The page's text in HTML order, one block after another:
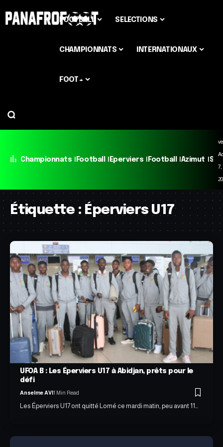
FOOTBALL SELECTIONS
CHAMPIONNATS INTERNATIONAUX
FOOT+
Championnats Football Eperviers Football Azimut
7,
Étiquette : Éperviers U17
UFOA B : Les Éperviers U17 à Abidjan, prêts pour le
défi
Anselme AVI1 Min Read
Les Éperviers U17 ont quitté Lomé ce mardi matin, peu avant 11…